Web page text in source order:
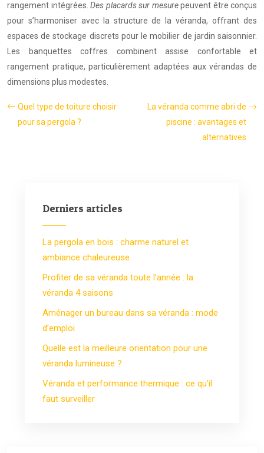
rangement intégrées. Des placards sur mesurepeuvent être conçus
pour s’harmoniser avec la structure de la véranda, offrant des
espaces de stockage discrets pour le mobilier de jardin saisonnier.
Les banquettes coffres combinent assise confortable et
rangement pratique, particulièrement adaptées aux vérandas de
dimensions plus modestes.
Quel type de toiture choisir
pour sa pergola ?
La véranda comme abri de
piscine : avantages et
alternatives
Derniers articles
La pergola en bois : charme naturel et
ambiance chaleureuse
Profiter de sa véranda toute l’année : la
véranda 4 saisons
Aménager un bureau dans sa véranda : mode
d’emploi
Quelle est la meilleure orientation pour une
véranda lumineuse ?
Véranda et performance thermique : ce qu’il
faut surveiller